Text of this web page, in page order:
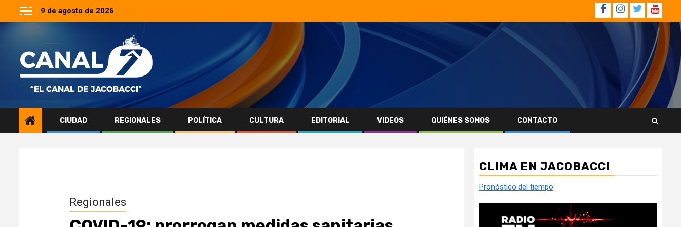
9 de agosto de 2026 Facebook
Instagram
Twitter
CIUDAD REGIONALES POLÍTICA CULTURA EDITORIAL VIDEOS QUIÉNES SOMOS CONTACTO
Regionales
CLIMA EN JACOBACCI
Pronóstico del tiempo